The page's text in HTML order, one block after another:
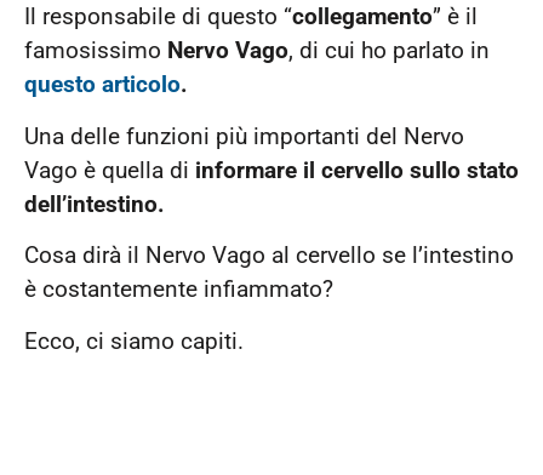
Il responsabile di questo “collegamento” è il
famosissimo Nervo Vago, di cui ho parlato in
questo articolo.
Una delle funzioni più importanti del Nervo
Vago è quella di informare il cervello sullo stato
dell’intestino.
Cosa dirà il Nervo Vago al cervello se l’intestino
è costantemente infiammato?
Ecco, ci siamo capiti.